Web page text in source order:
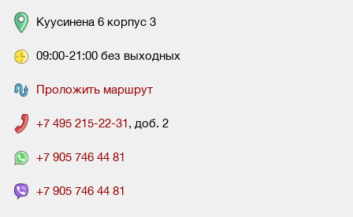
Куусинена 6 корпус 3
09:00-21:00 без выходных
Проложить маршрут
+7 495 215-22-31, доб. 2
+7 905 746 44 81
+7 905 746 44 81